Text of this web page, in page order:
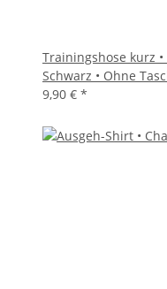
Trainingshose kurz •
Schwarz • Ohne
9,90 € *